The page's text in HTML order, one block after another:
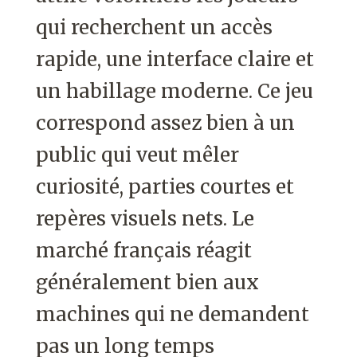
qui recherchent un accès
rapide, une interface claire et
un habillage moderne. Ce jeu
correspond assez bien à un
public qui veut mêler
curiosité, parties courtes et
repères visuels nets. Le
marché français réagit
généralement bien aux
machines qui ne demandent
pas un long temps